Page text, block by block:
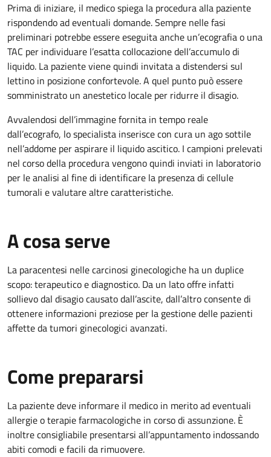
Prima di iniziare, il medico spiega la procedura alla paziente
rispondendo ad eventuali domande. Sempre nelle fasi
preliminari potrebbe essere eseguita anche un’ecografia o una
TAC per individuare l’esatta collocazione dell’accumulo di
liquido. La paziente viene quindi invitata a distendersi sul
lettino in posizione confortevole. A quel punto può essere
somministrato un anestetico locale per ridurre il disagio.
Avvalendosi dell’immagine fornita in tempo reale
dall’ecografo, lo specialista inserisce con cura un ago sottile
nell’addome per aspirare il liquido ascitico. I campioni prelevati
nel corso della procedura vengono quindi inviati in laboratorio
per le analisi al fine di identificare la presenza di cellule
tumorali e valutare altre caratteristiche.
A cosa serve
La paracentesi nelle carcinosi ginecologiche ha un duplice
scopo: terapeutico e diagnostico. Da un lato offre infatti
sollievo dal disagio causato dall’ascite, dall’altro consente di
ottenere informazioni preziose per la gestione delle pazienti
affette da tumori ginecologici avanzati.
Come prepararsi
La paziente deve informare il medico in merito ad eventuali
allergie o terapie farmacologiche in corso di assunzione. È
inoltre consigliabile presentarsi all’appuntamento indossando
abiti comodi e facili da rimuovere.